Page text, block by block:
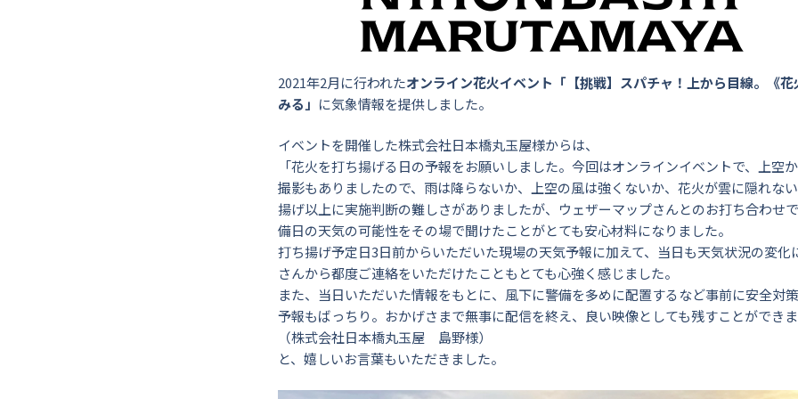
2021年2月に行われたオンライン花火イベント「【挑戦】スパチャ！上から目線。《
みる」 に気象情報を提供しました。
イベントを開催した株式会社日本橋丸玉屋様からは、
「花火を打ち揚げる日の予報をお願いしました。今回はオンラインイベントで、上空
撮影もありましたので、雨は降らないか、上空の風は強くないか、花火が雲に隠れな
揚げ以上に実施判断の難しさがありましたが、ウェザーマップさんとのお打ち合わせ
備日の天気の可能性をその場で聞けたことがとても安心材料になりました。
打ち揚げ予定日3日前からいただいた現場の天気予報に加えて、当日も天気状況の変化
さんから都度ご連絡をいただけたこともとても心強く感じました。
また、当日いただいた情報をもとに、風下に警備を多めに配置するなど事前に安全対
予報もばっちり。おかげさまで無事に配信を終え、良い映像としても残すことができ
（株式会社日本橋丸玉屋 島野様）
と、嬉しいお言葉もいただきました。